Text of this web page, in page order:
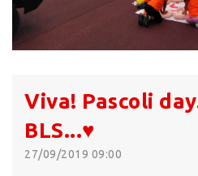
Viva! Pascoli
BLS...♥️
27/09/2019 09:00